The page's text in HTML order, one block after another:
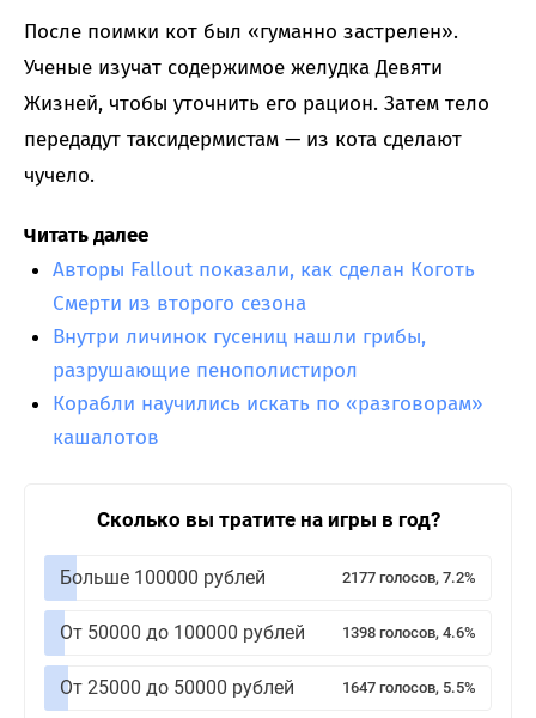
После поимки кот был «гуманно застрелен».
Ученые изучат содержимое желудка Девяти
Жизней, чтобы уточнить его рацион. Затем тело
передадут таксидермистам — из кота сделают
чучело.
Читать далее
Авторы Fallout показали, как сделан Коготь
Смерти из второго сезона
Внутри личинок гусениц нашли грибы,
разрушающие пенополистирол
Корабли научились искать по «разговорам»
кашалотов
Сколько вы тратите на игры в год?
Больше 100000 рублей 2177 голосов, 7.2%
От 50000 до 100000 рублей 1398 голосов, 4.6%
От 25000 до 50000 рублей 1647 голосов, 5.5%